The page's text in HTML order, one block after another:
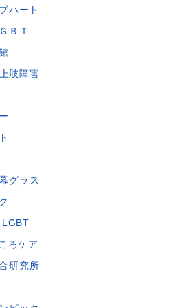
ハート
ＢＴ
上肢障害
グラス
LGBT
ろケア
研究所